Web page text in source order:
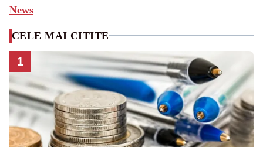
News
CELE MAI CITITE
1